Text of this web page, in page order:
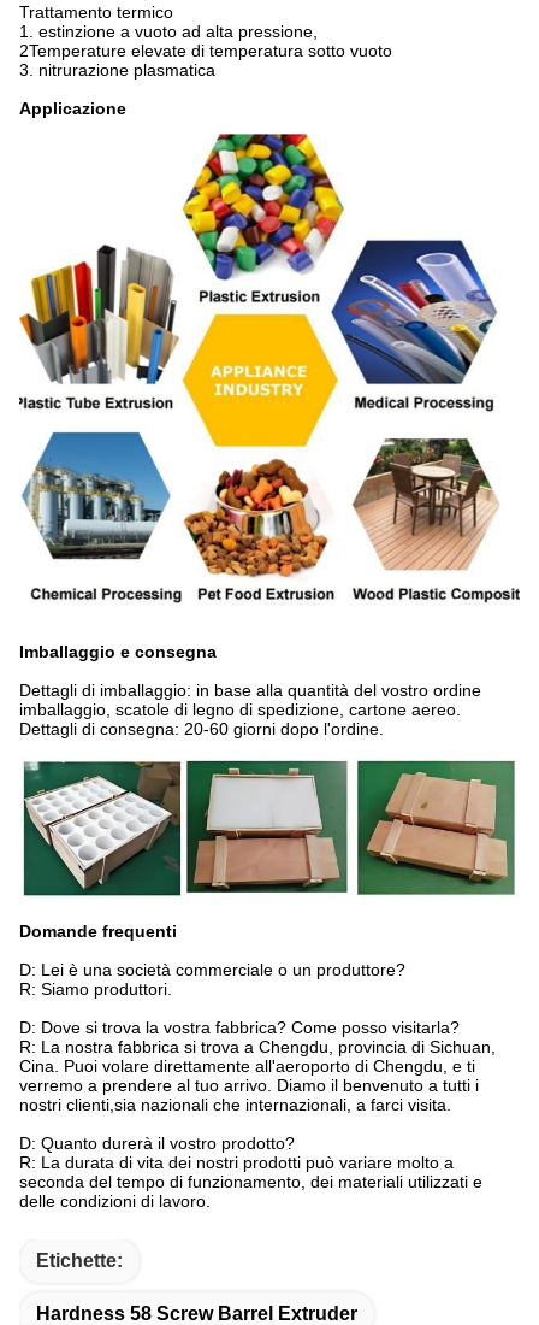
Trattamento termico
1. estinzione a vuoto ad alta pressione,
2Temperature elevate di temperatura sotto vuoto
3. nitrurazione plasmatica
Applicazione
Imballaggio e consegna
Dettagli di imballaggio: in base alla quantità del vostro ordine
imballaggio, scatole di legno di spedizione, cartone aereo.
Dettagli di consegna: 20-60 giorni dopo l'ordine.
Domande frequenti
D: Lei è una società commerciale o un produttore?
R: Siamo produttori.
D: Dove si trova la vostra fabbrica? Come posso visitarla?
R: La nostra fabbrica si trova a Chengdu, provincia di Sichuan,
Cina. Puoi volare direttamente all'aeroporto di Chengdu, e ti
verremo a prendere al tuo arrivo. Diamo il benvenuto a tutti i
nostri clienti,sia nazionali che internazionali, a farci visita.
D: Quanto durerà il vostro prodotto?
R: La durata di vita dei nostri prodotti può variare molto a
seconda del tempo di funzionamento, dei materiali utilizzati e
delle condizioni di lavoro.
Etichette:
Hardness 58 Screw Barrel Extruder